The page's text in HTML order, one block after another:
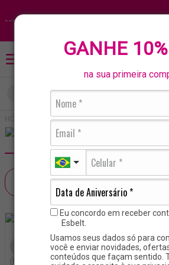
GANHE
na sua primeira
Eu concordo em receber
Esbelt.
Usamos seus dados só para
você e enviar novidades,
conteúdos que façam sentido.
O que está buscando?
Cintas E Corselets
Cintas E
FILTRAR
PP G
PP P
TERMOS MAIS BUSCADOS
alta compressão
calcinha
cinta modeladora
cinta
sutiã
corselet
cinta pós parto